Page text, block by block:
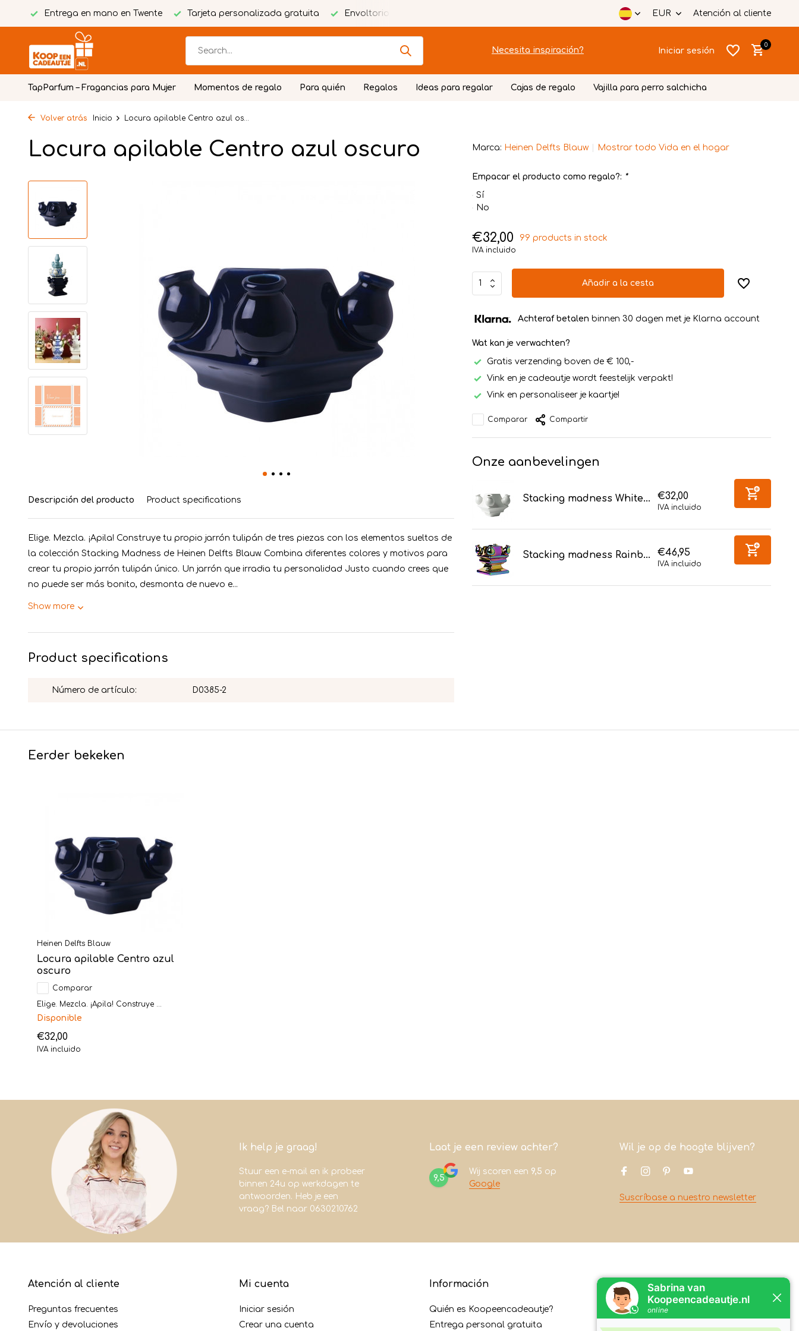
Entrega en mano en Twente Tarjeta personalizada gratuita Envoltorio festivo EUR Atención al cliente
Necesita inspiración? Iniciar sesión
Crear una
0
TapParfum – Fragancias para Mujer Momentos de regalo Para quién Regalos Ideas para regalar Cajas de regalo Vajilla para perro salchicha
Volver atrás Inicio Locura apilable Centro azul os...
Locura apilable Centro azul oscuro
Descripción del producto Product specifications
Elige. Mezcla. ¡Apila! Construye tu propio jarrón tulipán de tres piezas con los elementos sueltos de
la colección Stacking Madness de Heinen Delfts Blauw. Combina diferentes colores y motivos para
crear tu propio jarrón tulipán único. Un jarrón que irradia tu personalidad Justo cuando crees que
no puede ser más bonito, desmonta de nuevo e...
Show more
Product specifications
Número de artículo: D0385-2
Marca: Heinen Delfts Blauw Mostrar todo Vida en el hogar
Empacar el producto como regalo?: *
Sí
No
€32,00 99 products in stock
IVA incluido
Añadir a la cesta
Achteraf betalen binnen 30 dagen met je Klarna account
Wat kan je verwachten?
Gratis verzending boven de € 100,-
Vink en je cadeautje wordt feestelijk verpakt!
Vink en personaliseer je kaartje!
Comparar Compartir
Onze aanbevelingen
Stacking madness White... €32,00
IVA incluido
Stacking madness Rainb... €46,95
IVA incluido
Eerder bekeken
Heinen Delfts Blauw
Locura apilable Centro azul
oscuro
Comparar
Elige. Mezcla. ¡Apila! Construye ...
Disponible
€32,00
IVA incluido
Ik help je graag!
Stuur een e-mail en ik probeer
binnen 24u op werkdagen te
antwoorden. Heb je een
vraag? Bel naar 0630210762
Laat je een review achter?
9,5
Wij scoren een 9,5 op
Google
Wil je op de hoogte blijven?
Suscríbase a nuestro newsletter
Atención al cliente
Preguntas frecuentes
Envío y devoluciones
Mi cuenta
Iniciar sesión
Crear una cuenta
Información
Quién es Koopeencadeautje?
Entrega personal gratuita
Contacto
Koopeencadeautje.nl